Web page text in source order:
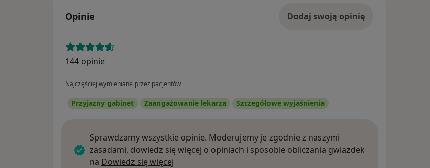
Opinie Dodaj swoją opinię
144 opinie
Najczęściej wymieniane przez pacjentów
Przyjazny gabinet Zaangażowanie lekarza Szczegółowe wyjaśnienia
Sprawdzamy wszystkie opinie. Moderujemy je zgodnie z naszymi
zasadami, dowiedz się więcej o opiniach i sposobie obliczania gwiazdek
na Dowiedz się więcej